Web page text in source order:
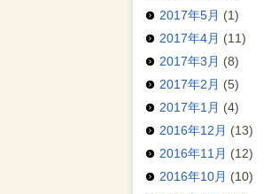
2017年5月 (1)
2017年4月 (11)
2017年3月 (8)
2017年2月 (5)
2017年1月 (4)
2016年12月 (13)
2016年11月 (12)
2016年10月 (10)